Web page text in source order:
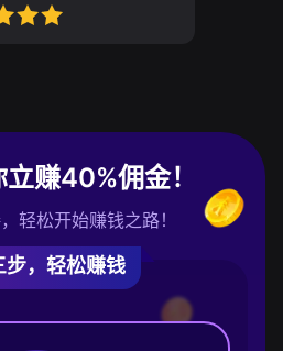
赚40%佣金！
轻松开始赚钱之路！
步，轻松赚钱